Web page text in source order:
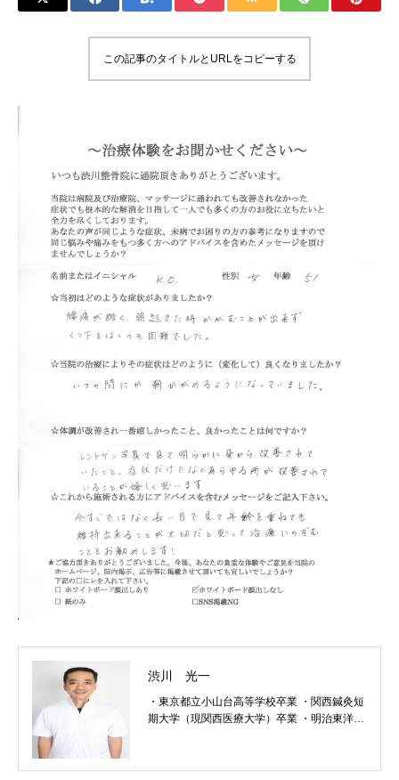
この記事のタイトルとURLをコピーする
渋川 光一
・東京都立小山台高等学校卒業 ・関西鍼灸短
期大学（現関西医療大学）卒業 ・明治東洋医
師 ☆一般資格 ・姿勢教育指導士 ☆所属協会